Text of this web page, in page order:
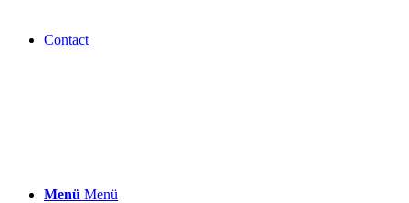
Contact
Menü Menü